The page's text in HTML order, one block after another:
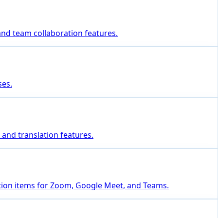
team collaboration features.
translation features.
items for Zoom, Google Meet, and Teams.